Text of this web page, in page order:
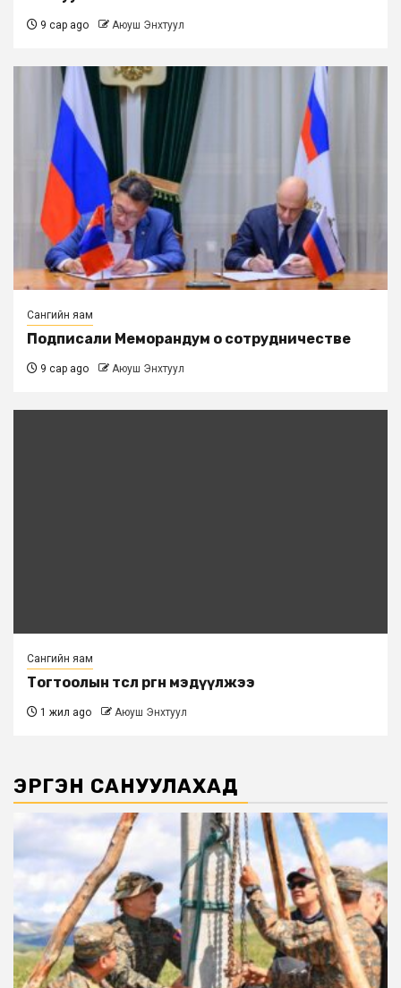
9 сар ago Аюуш Энхтуул
Сангийн яам
Подписали Меморандум о сотрудничестве
9 сар ago Аюуш Энхтуул
Сангийн яам
Тогтоолын төсөл өргөн мэдүүлжээ
1 жил ago Аюуш Энхтуул
ЭРГЭН САНУУЛАХАД